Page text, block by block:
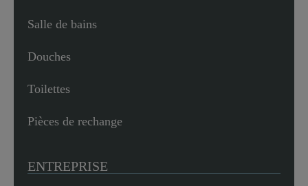
Salle de bains
Douches
Toilettes
Pièces de rechange
ENTREPRISE